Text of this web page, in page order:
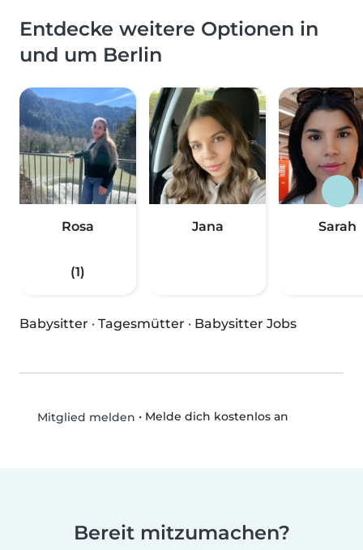
Entdecke weitere Optionen in
und um Berlin
Rosa
(1)
Jana Sarah
Babysitter · Tagesmütter · Babysitter Jobs
Mitglied melden • Melde dich kostenlos an
Bereit mitzumachen?